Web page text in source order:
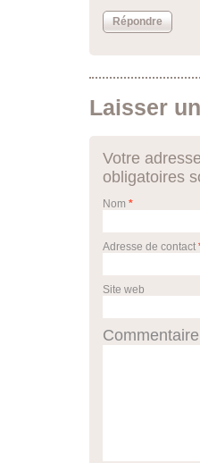
Répondre
Laisser
Votre
obligatoires
Nom *
Adresse de contact
Site web
Commentaire